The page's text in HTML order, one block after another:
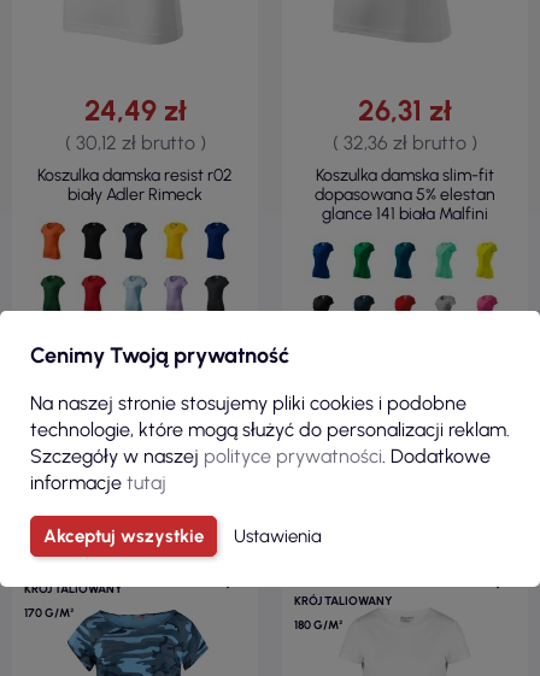
ZOBACZ
24,49 zł
( 30,12 zł brutto )
Koszulka damska resist r02
biały Adler Rimeck
ZOBACZ
26,31 zł
( 32,36 zł brutto )
Koszulka damska slim-fit
dopasowana 5% elestan
glance 141 biała Malfini
100% BAWEŁNA
KRÓJ TALIOWANY
170 G/M²
KRÓJ TALIOWANY
180 G/M²
Cenimy Twoją prywatność
Na naszej stronie stosujemy pliki cookies i podobne
technologie, które mogą służyć do personalizacji reklam.
Szczegóły w naszej polityce prywatności . Dodatkowe
informacje tutaj
Akceptuj wszystkie Ustawienia